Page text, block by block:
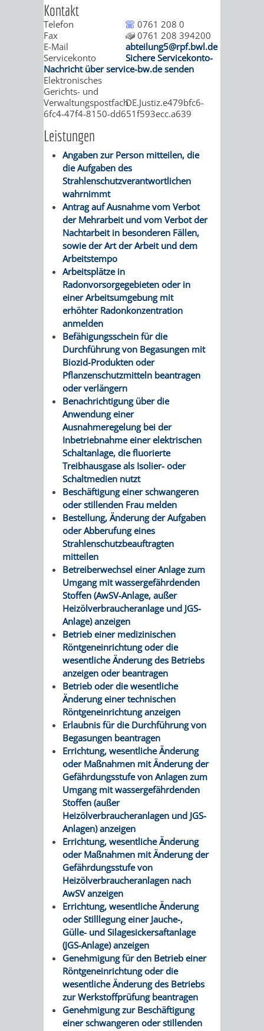
MENSCHEN
MIT
BEHINDERUNGDEMENZ
MIGRANTEN
/
FLÜCHTLINGE
BAUHERREN
DENKMALSCHUTZ
AUFGABEN
DER
UNTEREN
DENKMALSCHUTZBEHÖRDE
STEUERVORTEILE
SATZUNGEN
IM
BEREICH
DENKMALSCHUTZ
GENEHMIGUNGSVERFAHREN
DES
OFFENEN
DENKMALS
VERKAUF
STÄDTISCHER
BAUPLÄTZE
VERKAUF
HÄUSER
/
LIEGENSCHAFTEN
ABWASSERBESEITIGUNG
ERSCHLIESSUNGSBEITRAG
ANTRAGSVERFAHREN
VERMIETE
DOCH
AN
DEINE
STADT
WIEDERVERMIETUNGSPRÄMIE
SITZUNGSUNTERLAGEN
UMLEGUNGSAUSSCHUSS
BERATENDE
AUSSCHÜSSE
RATHAUS
BÜRGERMEISTER
/
DEZERNATE
ÄMTER
FÜR
STABSSTELLE
BÄDER(PLANUNG
UND
GEBÄUDEBETRIEB
AMT
FÜR
AMT
FÜR
Kontakt
Telefon
0761 208 0
Fax
0761 208 394200
E-Mail
abteilung5@rpf.bwl.de
Servicekonto
Sichere Servicekonto-
Nachricht über service-bw.de senden
Elektronisches
Gerichts- und
VerwaltungspostfachDE.Justiz.e479bfc6-
6fc4-47f4-8150-dd651f593ecc.a639
Leistungen
Angaben zur Person mitteilen, die
die Aufgaben des
Strahlenschutzverantwortlichen
wahrnimmt
Antrag auf Ausnahme vom Verbot
der Mehrarbeit und vom Verbot der
Nachtarbeit in besonderen Fällen,
sowie der Art der Arbeit und dem
Arbeitstempo
Arbeitsplätze in
Radonvorsorgegebieten oder in
einer Arbeitsumgebung mit
erhöhter Radonkonzentration
anmelden
Befähigungsschein für die
Durchführung von Begasungen mit
Biozid-Produkten oder
Pflanzenschutzmitteln beantragen
oder verlängern
Benachrichtigung über die
Anwendung einer
Ausnahmeregelung bei der
Inbetriebnahme einer elektrischen
Schaltanlage, die fluorierte
Treibhausgase als Isolier- oder
Schaltmedien nutzt
Beschäftigung einer schwangeren
oder stillenden Frau melden
Bestellung, Änderung der Aufgaben
oder Abberufung eines
Strahlenschutzbeauftragten
mitteilen
Betreiberwechsel einer Anlage zum
Umgang mit wassergefährdenden
Stoffen (AwSV-Anlage, außer
Heizölverbraucheranlage und JGS-
Anlage) anzeigen
Betrieb einer medizinischen
Röntgeneinrichtung oder die
wesentliche Änderung des Betriebs
anzeigen oder beantragen
Betrieb oder die wesentliche
Änderung einer technischen
Röntgeneinrichtung anzeigen
Erlaubnis für die Durchführung von
Begasungen beantragen
Errichtung, wesentliche Änderung
oder Maßnahmen mit Änderung der
Gefährdungsstufe von Anlagen zum
Umgang mit wassergefährdenden
Stoffen (außer
Heizölverbraucheranlagen und JGS-
Anlagen) anzeigen
Errichtung, wesentliche Änderung
oder Maßnahmen mit Änderung der
Gefährdungsstufe von
Heizölverbraucheranlagen nach
AwSV anzeigen
Errichtung, wesentliche Änderung
oder Stilllegung einer Jauche-,
Gülle- und Silagesickersaftanlage
(JGS-Anlage) anzeigen
Genehmigung für den Betrieb einer
Röntgeneinrichtung oder die
wesentliche Änderung des Betriebs
zur Werkstoffprüfung beantragen
Genehmigung zur Beschäftigung
einer schwangeren oder stillenden